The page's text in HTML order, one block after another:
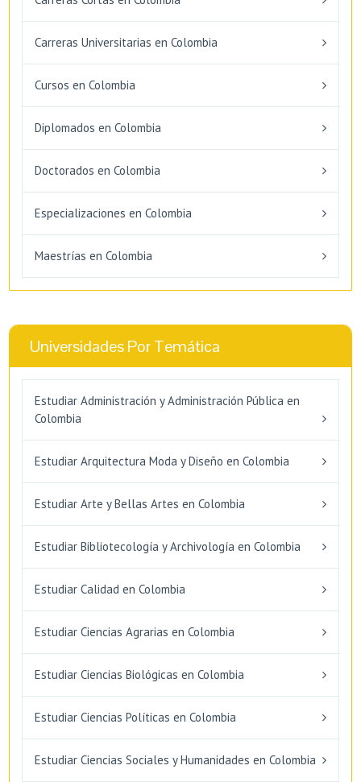
Carreras Universitarias en Colombia
Cursos en Colombia
Diplomados en Colombia
Doctorados en Colombia
Especializaciones en Colombia
Maestrías en Colombia
Universidades Por Temática
Estudiar Administración y Administración Pública en
Colombia
Estudiar Arquitectura Moda y Diseño en Colombia
Estudiar Arte y Bellas Artes en Colombia
Estudiar Bibliotecología y Archivología en Colombia
Estudiar Calidad en Colombia
Estudiar Ciencias Agrarias en Colombia
Estudiar Ciencias Biológicas en Colombia
Estudiar Ciencias Políticas en Colombia
Estudiar Ciencias Sociales y Humanidades en Colombia